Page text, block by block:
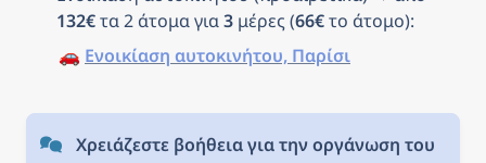
132€ τα 2 άτομα για 3 μέρες (66€ το άτομο):
🚗 Ενοικίαση αυτοκινήτου, Παρίσι
Χρειάζεστε βοήθεια για την οργάνωση του